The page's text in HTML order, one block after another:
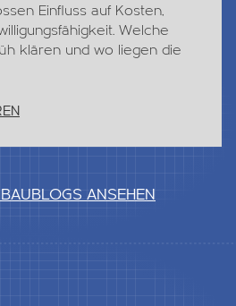
Einfluss auf Kosten,
Welche
klären und wo liegen die
ANSEHEN